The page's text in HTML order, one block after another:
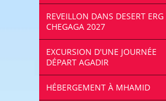
REVEILLON DANS DESERT ERG
CHEGAGA 2027
EXCURSION D'UNE JOURNÉE
DÉPART AGADIR
HÉBERGEMENT À MHAMID